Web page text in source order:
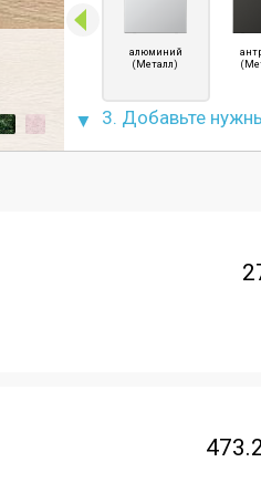
алюминий
(Металл)
3. Добавьте